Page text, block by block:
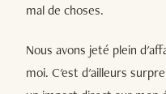
mal de choses.
Nous avons jeté plein
moi. C'est d'ailleurs